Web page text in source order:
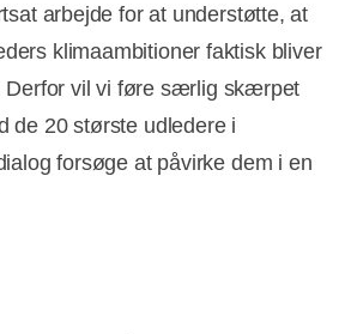
arbejde for at understøtte, at
klimaambitioner faktisk bliver
Derfor vil vi føre særlig skærpet
de 20 største udledere i
forsøge at påvirke dem i en